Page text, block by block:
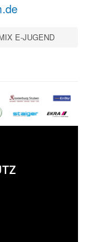
E-JUGEND